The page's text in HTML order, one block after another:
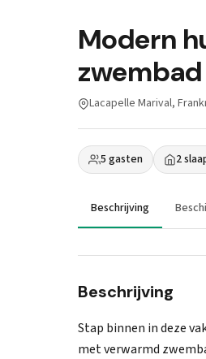
Modern
zwembad
Lacapelle Marival,
5 gasten 2
Beschrijving
Beschrijving
Stap binnen in deze
met verwarmd